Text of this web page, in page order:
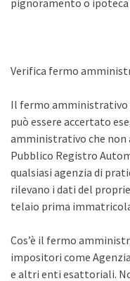
pignoramento o ipoteca
Verifica fermo
Il fermo amministrativo
può essere accertato
amministrativo che non
Pubblico Registro
qualsiasi agenzia di
rilevano i dati del
telaio prima
Cos’è il fermo
impositori come
e altri enti esattoriali.